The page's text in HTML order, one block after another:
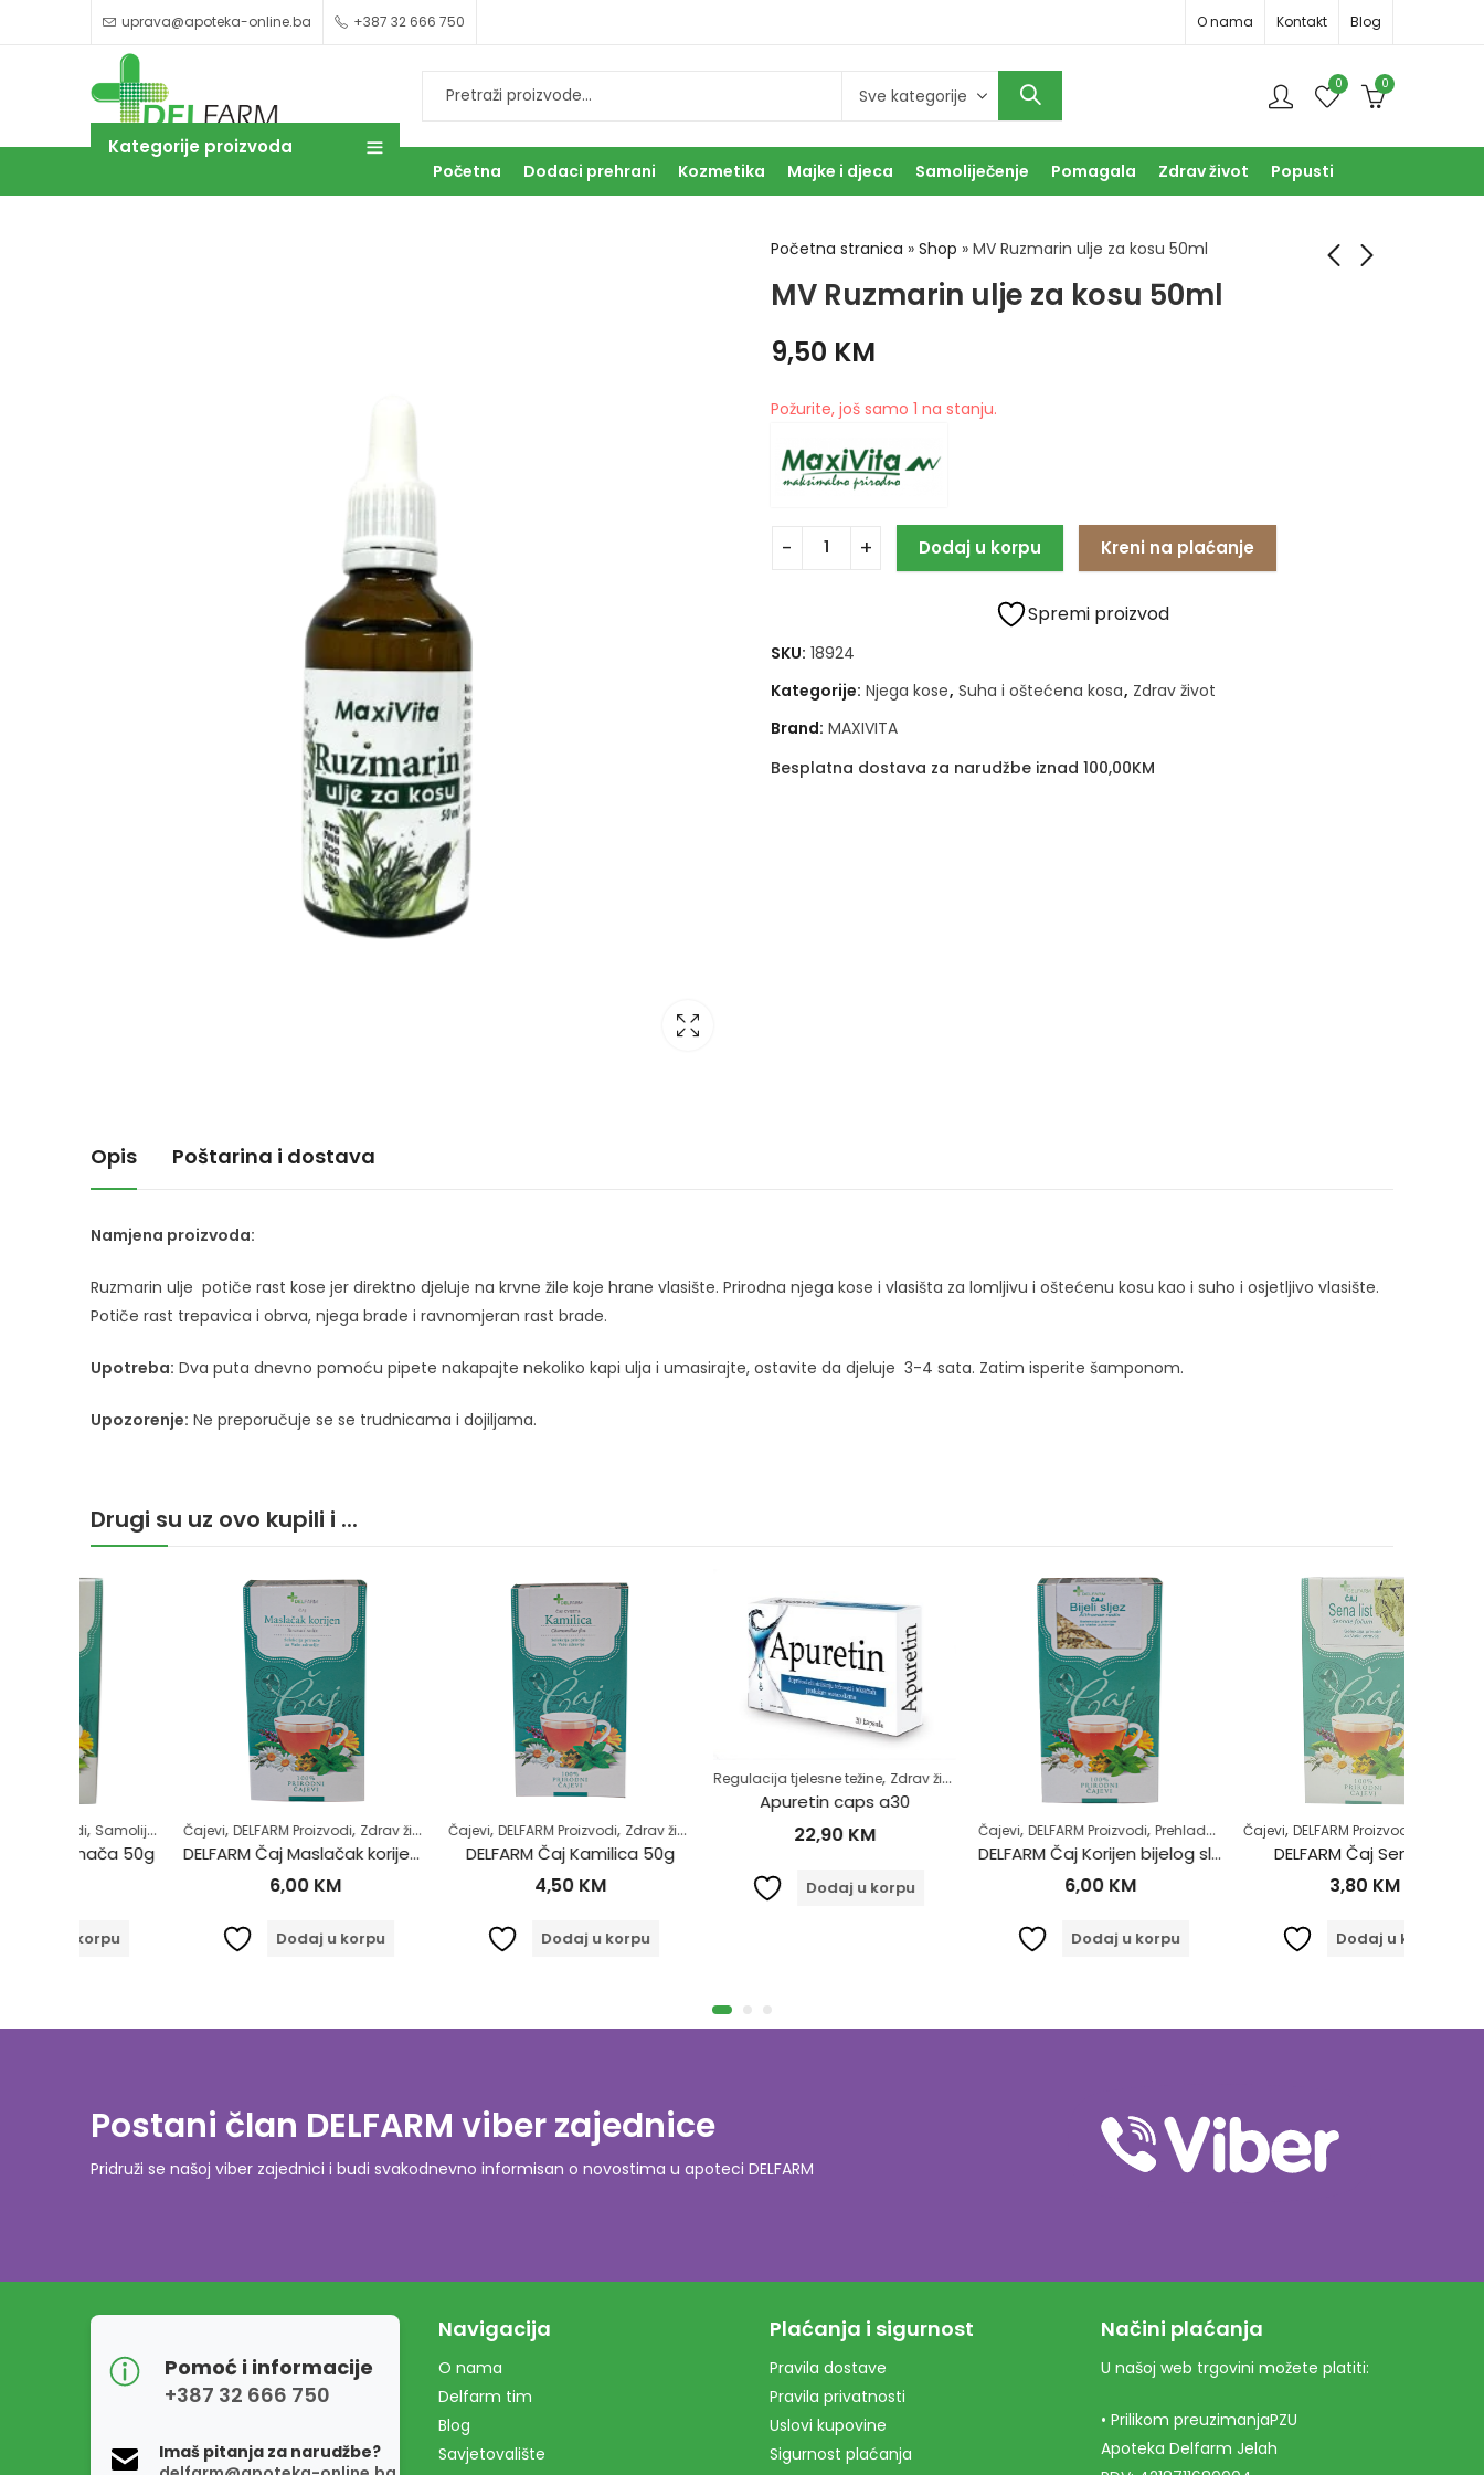
uprava@apoteka-online.ba +387 32 666 750 O nama Kontakt Blog
0 0
Kategorije proizvoda
Početna Dodaci prehrani Kozmetika Majke i djeca Samoliječenje Pomagala Zdrav život Popusti
Početna stranica » Shop » MV Ruzmarin ulje za kosu 50ml
MV Ruzmarin ulje za kosu 50ml
9,50 KM
Požurite, još samo 1 na stanju.
Dodaj u korpu Kreni na plaćanje
Spremi proizvod
SKU: 18924
Kategorije: Njega kose, Suha i oštećena kosa, Zdrav život
Brand: MAXIVITA
Besplatna dostava za narudžbe iznad 100,00KM
Opis Poštarina i dostava
Namjena proizvoda:
Ruzmarin ulje potiče rast kose jer direktno djeluje na krvne žile koje hrane vlasište. Prirodna njega kose i vlasišta za lomljivu i oštećenu kosu kao i suho i osjetljivo vlasište.
Potiče rast trepavica i obrva, njega brade i ravnomjeran rast brade.
Upotreba: Dva puta dnevno pomoću pipete nakapajte nekoliko kapi ulja i umasirajte, ostavite da djeluje 3-4 sata. Zatim isperite šamponom.
Upozorenje: Ne preporučuje se se trudnicama i dojiljama.
Drugi su uz ovo kupili i ...
,Zdrav život ,Žensko zdravlje
Čajevi,DELFARM Proizvodi,Zdrav život
DELFARM Čaj Maslačak korijen 50g
Dodaj u korpu
Čajevi,DELFARM Proizvodi,Zdrav život
DELFARM Čaj Kamilica 50g
Dodaj u korpu
Regulacija tjelesne težine ,Zdrav život
Apuretin caps a30
Dodaj u korpu
DELFARM Proizvodi,Prehlada i gripa ,Samoliječenje,Zdrav život
DELFARM Čaj Korijen bijelog sljeza 50g
Dodaj u korpu
Čajevi,DELFARM Proizvodi,Probavni sistem
DELFARM Čaj Sena 50g
Dodaj u korpu
Postani član DELFARM viber zajednice
Pridruži se našoj viber zajednici i budi svakodnevno informisan o novostima u apoteci DELFARM
Pomoć i informacije
+387 32 666 750
Imaš pitanja za narudžbe?
Navigacija
O nama
Delfarm tim
Blog
Savjetovalište
Plaćanja i sigurnost
Pravila dostave
Pravila privatnosti
Uslovi kupovine
Sigurnost plaćanja
Načini plaćanja
U našoj web trgovini možete platiti:
• Prilikom preuzimanjaPZU
Apoteka Delfarm Jelah